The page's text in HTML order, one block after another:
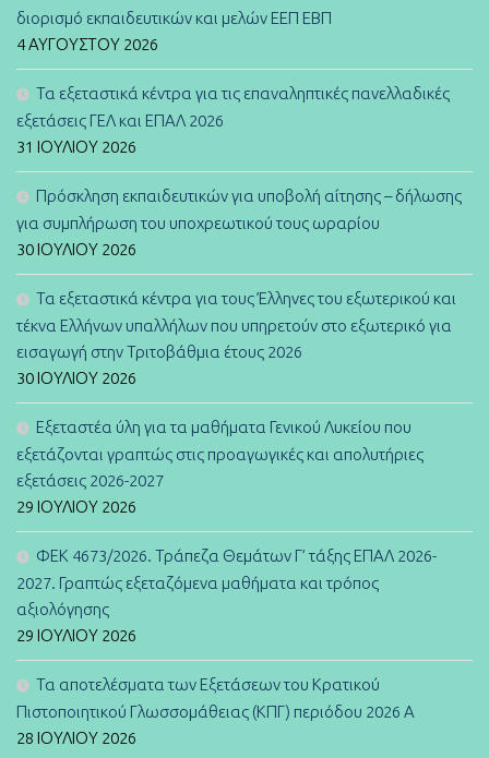
διορισμό εκπαιδευτικών και μελών ΕΕΠ ΕΒΠ
4 ΑΥΓΟΎΣΤΟΥ 2026
Τα εξεταστικά κέντρα για τις επαναληπτικές πανελλαδικές
εξετάσεις ΓΕΛ και ΕΠΑΛ 2026
31 ΙΟΥΛΊΟΥ 2026
Πρόσκληση εκπαιδευτικών για υποβολή αίτησης – δήλωσης
για συμπλήρωση του υποχρεωτικού τους ωραρίου
30 ΙΟΥΛΊΟΥ 2026
Τα εξεταστικά κέντρα για τους Έλληνες του εξωτερικού και
τέκνα Ελλήνων υπαλλήλων που υπηρετούν στο εξωτερικό για
εισαγωγή στην Τριτοβάθμια έτους 2026
30 ΙΟΥΛΊΟΥ 2026
Εξεταστέα ύλη για τα μαθήματα Γενικού Λυκείου που
εξετάζονται γραπτώς στις προαγωγικές και απολυτήριες
εξετάσεις 2026-2027
29 ΙΟΥΛΊΟΥ 2026
ΦΕΚ 4673/2026. Τράπεζα Θεμάτων Γ’ τάξης ΕΠΑΛ 2026-
2027. Γραπτώς εξεταζόμενα μαθήματα και τρόπος
αξιολόγησης
29 ΙΟΥΛΊΟΥ 2026
Τα αποτελέσματα των Εξετάσεων του Κρατικού
Πιστοποιητικού Γλωσσομάθειας (ΚΠΓ) περιόδου 2026 Α
28 ΙΟΥΛΊΟΥ 2026